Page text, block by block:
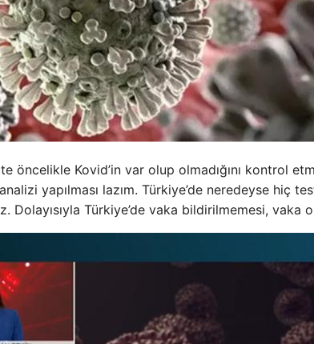
öncelikle Kovid’in var olup olmadığını kontrol
yapılması lazım. Türkiye’de neredeyse hiç
Dolayısıyla Türkiye’de vaka bildirilmemesi, vaka